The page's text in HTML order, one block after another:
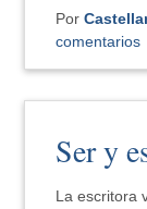
Por
comentarios
Ser y
La escritora